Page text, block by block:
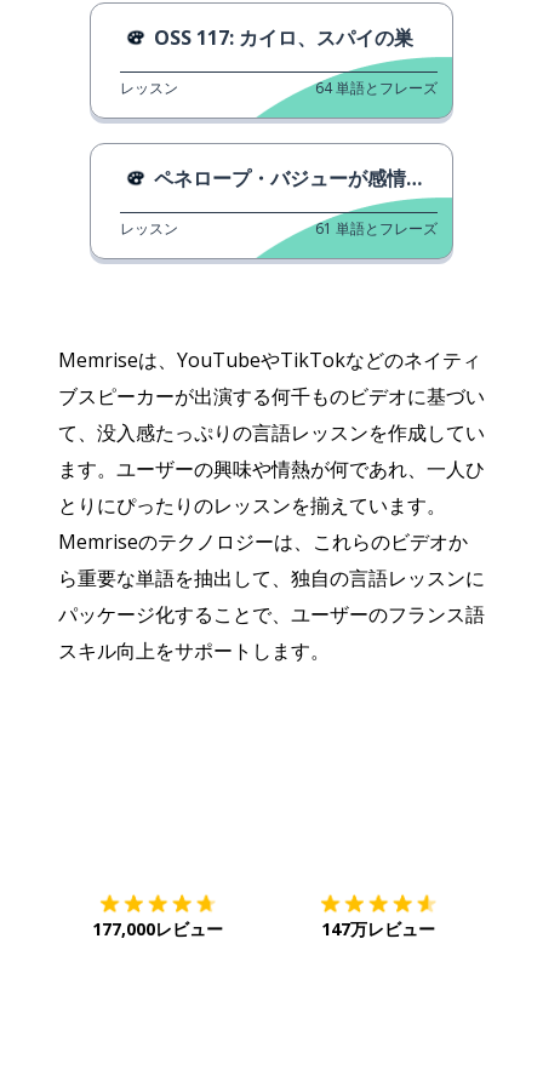
Memriseは、YouTubeやTikTokなどのネイティ
ブスピーカーが出演する何千ものビデオに基づい
て、没入感たっぷりの言語レッスンを作成してい
ます。ユーザーの興味や情熱が何であれ、一人ひ
とりにぴったりのレッスンを揃えています。
Memriseのテクノロジーは、これらのビデオか
ら重要な単語を抽出して、独自の言語レッスンに
パッケージ化することで、ユーザーのフランス語
スキル向上をサポートします。
OSS 117: カイロ、スパイの巣
レッスン 64単語とフレーズ
ペネロープ・バジューが感情を描く
レッスン 61 単語とフレーズ
177,000レビュー 147万レビュー